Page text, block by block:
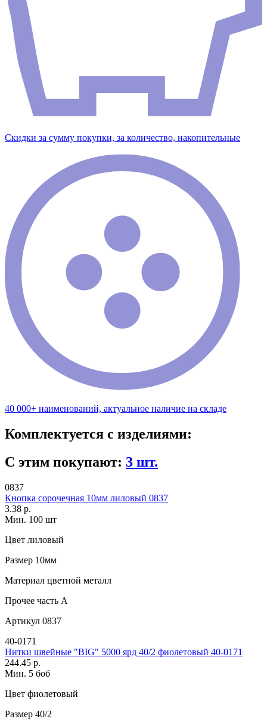
Скидки за сумму покупки, за количество, накопительные
40 000+ наименований, актуальное наличие на складе
Комплектуется с изделиями:
С этим покупают: 3 шт.
0837
Кнопка сорочечная 10мм лиловый 0837
3.38 р.
Мин. 100 шт
Цвет лиловый
Размер 10мм
Материал цветной металл
Прочее часть A
Артикул 0837
40-0171
Нитки швейные "BIG" 5000 ярд 40/2 фиолетовый 40-0171
244.45 р.
Мин. 5 боб
Цвет фиолетовый
Размер 40/2